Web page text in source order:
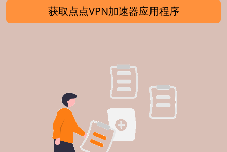
获取点点VPN加速器应用程序